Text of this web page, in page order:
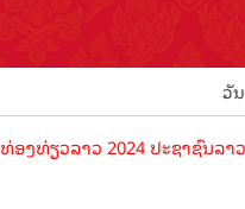
ວັ
ວ 2024 ປະຊາຊົນລາວທຸກຄົນຈົ່